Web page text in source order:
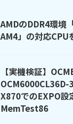
AMDのDDR4環境
AM4」の対応CPU
【実機検証】
OCM6000CL36D-
X870でのEXPO設
MemTest86